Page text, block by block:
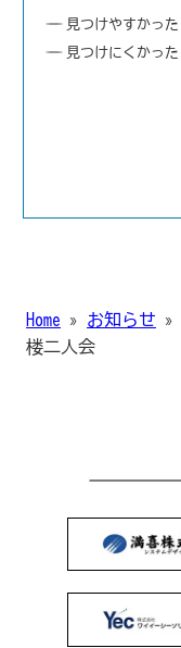
見つけやすかった
見つけにくかった
Home » お知らせ »
楼二人会